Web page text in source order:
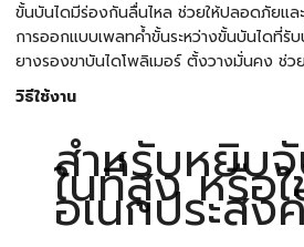
ขั้นบันไดมีร่องกันลื่นไหล ช่วยให้ปลอดภัยแ
การออกแบบเพลทค้ำขั้นระหว่างขั้นบันไดที่รั
ยางรองขาบันไดโพลิเมอร์ ตั้งวางมั่นคง ช่
วิธีใช้งาน
สำหรับหยิบ
ในที่สูง หรือ
อเนกประสง